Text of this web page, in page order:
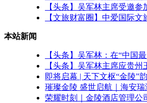
【头条】吴军林主席受邀
【文旅财富圈】中爱国际文
本站新闻
【头条】吴军林：在“中国
【头条】吴军林主席应贵州
即将启幕 | 天下文枢“金陵”
璀璨金陵 盛世启航｜海安
荣耀时刻｜金陵酒店管理公